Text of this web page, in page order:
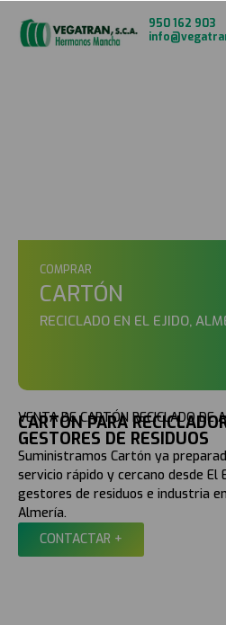
950 162 903
COMPRAR
CARTÓN
RECICLADO EN EL EJIDO,
VENTA DE CARTÓN RECICLADO DE
CARTÓN PARA
GESTORES DE RESIDUOS
Suministramos Cartón ya
servicio rápido y cercano desde El
gestores de residuos e industria
Almería.
CONTACTAR +